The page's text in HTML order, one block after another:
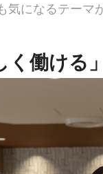
になるテーマ
く働ける